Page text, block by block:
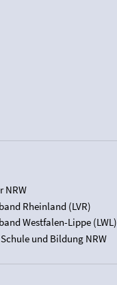
NRW
Rheinland (LVR)
Westfalen-Lippe (LWL)
und Bildung NRW